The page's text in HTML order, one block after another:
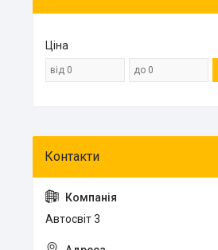
Ціна
Автосвіт 3